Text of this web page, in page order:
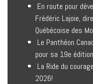
En route pour
Frédéric Lajoie,
Québécoise des
Le Panthéon
pour sa 19e édition
La Ride du
2026!